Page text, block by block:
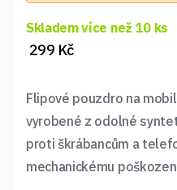
Skladem více než 10 ks
299 Kč
Flipové pouzdro na
vyrobené z odolné
proti škrábancům a
mechanickému